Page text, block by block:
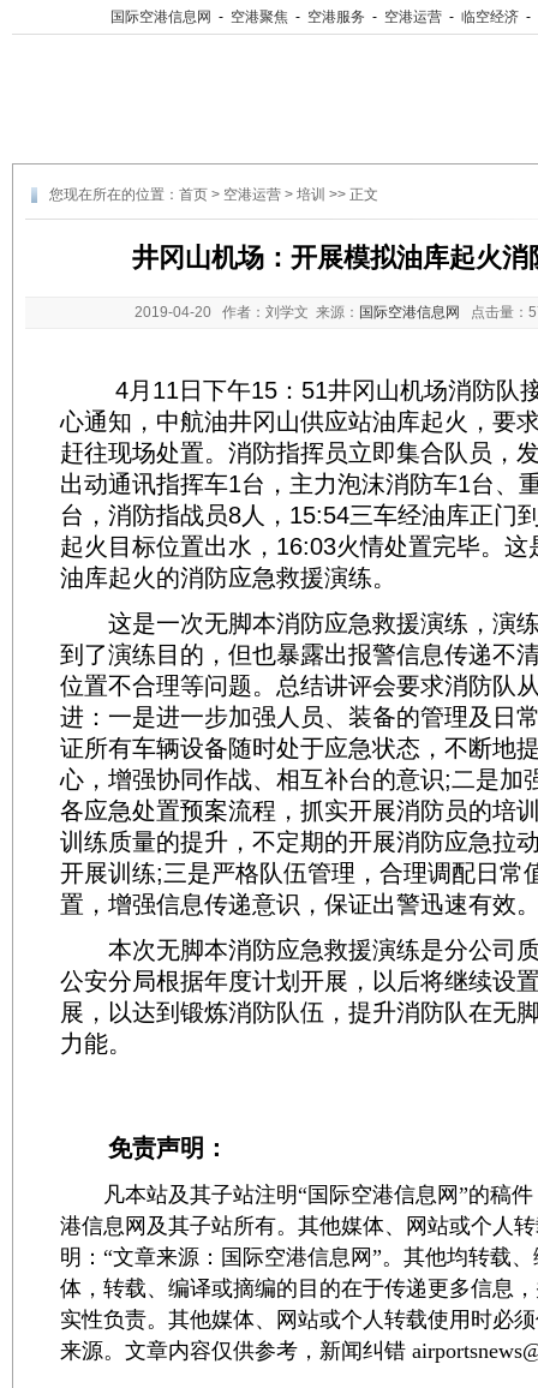
国际空港信息网 - 空港聚焦 - 空港服务 - 空港运营 - 临空经济 -
您现在所在的位置： 首页 > 空港运营 > 培训 >> 正文
井冈山机场：开展模拟油库起火消
2019-04-20 作者：刘学文 来源： 国际空港信息网 点击量：
4月11日下午15：51井冈山机场消防队
心通知，中航油井冈山供应站油库起火，要
赶往现场处置。消防指挥员立即集合队员，
出动通讯指挥车1台，主力泡沫消防车1台、
台，消防指战员8人，15:54三车经油库正门
起火目标位置出水，16:03火情处置完毕。这
油库起火的消防应急救援演练。
这是一次无脚本消防应急救援演练，演
到了演练目的，但也暴露出报警信息传递不
位置不合理等问题。总结讲评会要求消防队
进：一是进一步加强人员、装备的管理及日
证所有车辆设备随时处于应急状态，不断地
心，增强协同作战、相互补台的意识;二是加
各应急处置预案流程，抓实开展消防员的培
训练质量的提升，不定期的开展消防应急拉
开展训练;三是严格队伍管理，合理调配日常
置，增强信息传递意识，保证出警迅速有效
本次无脚本消防应急救援演练是分公司
公安分局根据年度计划开展，以后将继续设
展，以达到锻炼消防队伍，提升消防队在无
力能。
免责声明：
凡本站及其子站注明“国际空港信息网”的稿件
港信息网及其子站所有。其他媒体、网站或个人
明：“文章来源：国际空港信息网”。其他均转载
体，转载、编译或摘编的目的在于传递更多信息
实性负责。其他媒体、网站或个人转载使用时必
来源。文章内容仅供参考，新闻纠错